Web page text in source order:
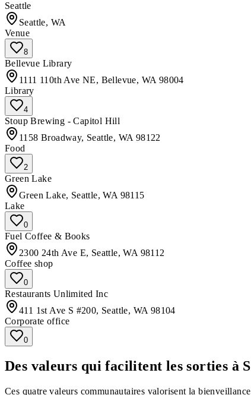
Seattle
Seattle, WA
Venue
8
Bellevue Library
1111 110th Ave NE, Bellevue, WA 98004
Library
4
Stoup Brewing - Capitol Hill
1158 Broadway, Seattle, WA 98122
Food
2
Green Lake
Green Lake, Seattle, WA 98115
Lake
0
Fuel Coffee & Books
2300 24th Ave E, Seattle, WA 98112
Coffee shop
0
Restaurants Unlimited Inc
411 1st Ave S #200, Seattle, WA 98104
Corporate office
0
Des valeurs qui facilitent les sorties à
Ces quatre valeurs communautaires valorisent la